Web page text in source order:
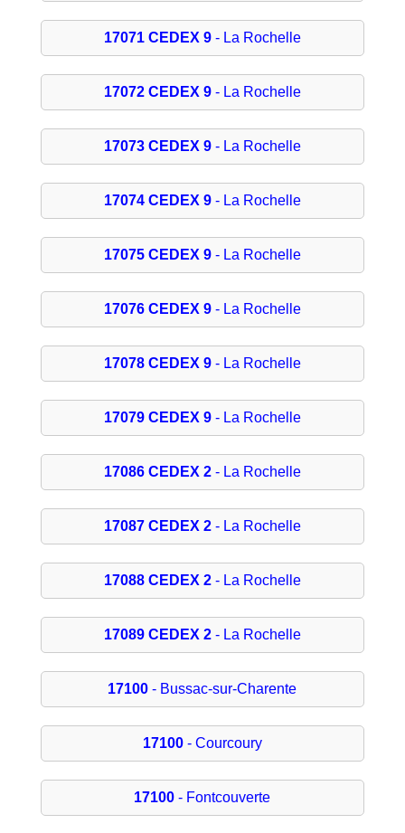
17071 CEDEX 9- La Rochelle
17072 CEDEX 9- La Rochelle
17073 CEDEX 9- La Rochelle
17074 CEDEX 9- La Rochelle
17075 CEDEX 9- La Rochelle
17076 CEDEX 9- La Rochelle
17078 CEDEX 9- La Rochelle
17079 CEDEX 9- La Rochelle
17086 CEDEX 2- La Rochelle
17087 CEDEX 2- La Rochelle
17088 CEDEX 2- La Rochelle
17089 CEDEX 2- La Rochelle
17100 - Bussac-sur-Charente
17100- Courcoury
17100 - Fontcouverte